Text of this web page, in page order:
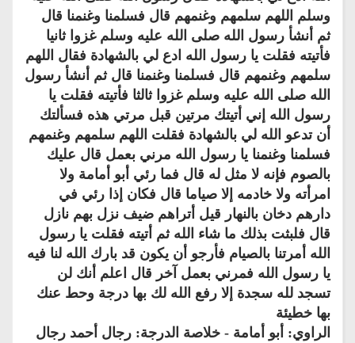
وسلم اللهم سلمهم وغنمهم قال فسلمنا وغنمنا قال
ثم أنشأ رسول الله صلى الله عليه وسلم غزوا ثانيا
فأتيته فقلت يا رسول الله ادع لي بالشهادة فقال اللهم
سلمهم وغنمهم قال فسلمنا وغنمنا قال ثم أنشأ رسول
الله صلى الله عليه وسلم غزوا ثالثا فأتيته فقلت يا
رسول الله إني أتيتك مرتين قبل مرتي هذه فسألتك
أن تدعو الله لي بالشهادة فقلت اللهم سلمهم وغنمهم
فسلمنا وغنمنا يا رسول الله مرني بعمل قال عليك
بالصوم فإنه لا مثل له قال فما رئي أبو أمامة ولا
امرأته ولا خادمه إلا صياما قال فكان إذا رئي في
دارهم دخان بالنهار قيل أتراهم ضيف نزل بهم نازل
قال فلبثت بذلك ما شاء الله ثم أتيته فقلت يا رسول
الله أمرتنا بالصيام فأرجو أن يكون قد بارك الله لنا فيه
يا رسول الله فمرني بعمل آخر قال اعلم أنك لن
تسجد لله سجدة إلا رفع الله لك بها درجة وحط عنك
بها خطيئة
الراوي: أبو أمامة - خلاصة الدرجة: رجال أحمد رجال